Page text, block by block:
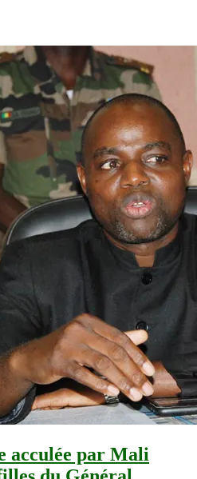
acculée par Mali